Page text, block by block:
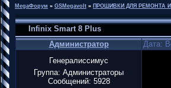
MegaФорум » GSMegavolt » ПРОШИВКИ ДЛЯ РЕМОНТА
Infinix Smart 8 Plus
Администратор
Дата:
Генералиссимус
Группа: Администраторы
Сообщений: 5928